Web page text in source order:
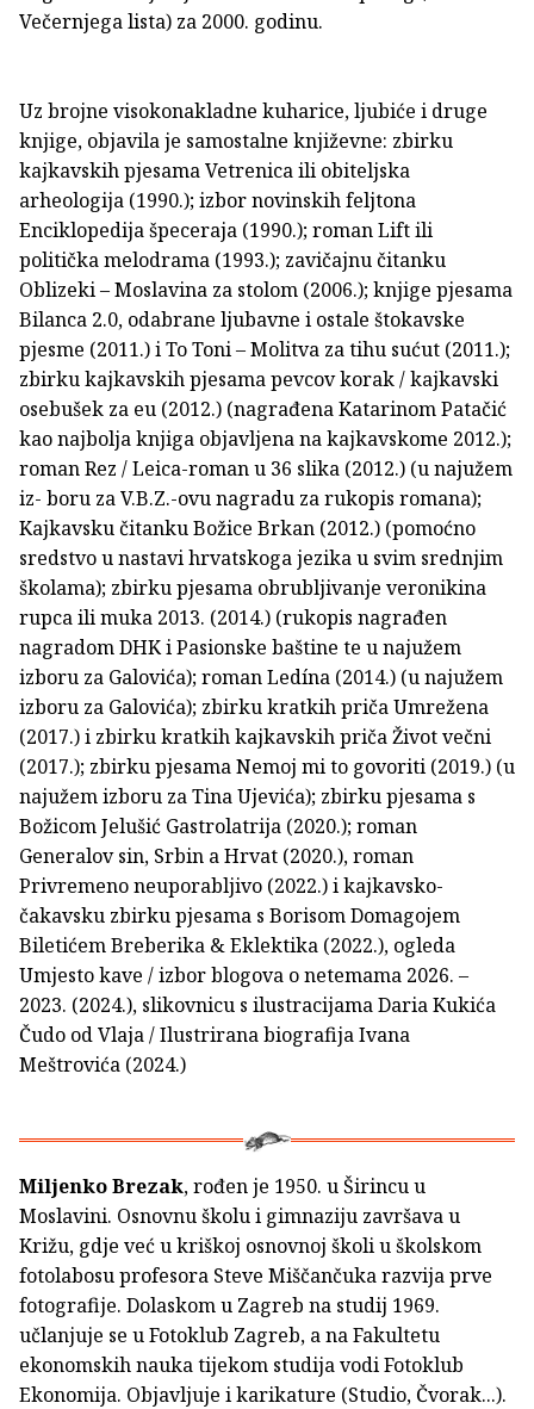
Večernjega lista) za 2000. godinu.
Uz brojne visokonakladne kuharice, ljubiće i druge
knjige, objavila je samostalne književne: zbirku
kajkavskih pjesama Vetrenica ili obiteljska
arheologija (1990.); izbor novinskih feljtona
Enciklopedija špeceraja (1990.); roman Lift ili
politička melodrama (1993.); zavičajnu čitanku
Oblizeki – Moslavina za stolom (2006.); knjige pjesama
Bilanca 2.0, odabrane ljubavne i ostale štokavske
pjesme (2011.) i To Toni – Molitva za tihu sućut (2011.);
zbirku kajkavskih pjesama pevcov korak / kajkavski
osebušek za eu (2012.) (nagrađena Katarinom Patačić
kao najbolja knjiga objavljena na kajkavskome 2012.);
roman Rez / Leica-roman u 36 slika (2012.) (u najužem
iz- boru za V.B.Z.-ovu nagradu za rukopis romana);
Kajkavsku čitanku Božice Brkan (2012.) (pomoćno
sredstvo u nastavi hrvatskoga jezika u svim srednjim
školama); zbirku pjesama obrubljivanje veronikina
rupca ili muka 2013. (2014.) (rukopis nagrađen
nagradom DHK i Pasionske baštine te u najužem
izboru za Galovića); roman Ledína (2014.) (u najužem
izboru za Galovića); zbirku kratkih priča Umrežena
(2017.) i zbirku kratkih kajkavskih priča Život večni
(2017.); zbirku pjesama Nemoj mi to govoriti (2019.) (u
najužem izboru za Tina Ujevića); zbirku pjesama s
Božicom Jelušić Gastrolatrija (2020.); roman
Generalov sin, Srbin a Hrvat (2020.), roman
Privremeno neuporabljivo (2022.) i kajkavsko-
čakavsku zbirku pjesama s Borisom Domagojem
Biletićem Breberika & Eklektika (2022.), ogleda
Umjesto kave / izbor blogova o netemama 2026. –
2023. (2024.), slikovnicu s ilustracijama Daria Kukića
Čudo od Vlaja / Ilustrirana biografija Ivana
Meštrovića (2024.)
Miljenko Brezak, rođen je 1950. u Širincu u
Moslavini. Osnovnu školu i gimnaziju završava u
Križu, gdje već u kriškoj osnovnoj školi u školskom
fotolabosu profesora Steve Miščančuka razvija prve
fotografije. Dolaskom u Zagreb na studij 1969.
učlanjuje se u Fotoklub Zagreb, a na Fakultetu
ekonomskih nauka tijekom studija vodi Fotoklub
Ekonomija. Objavljuje i karikature (Studio, Čvorak...).